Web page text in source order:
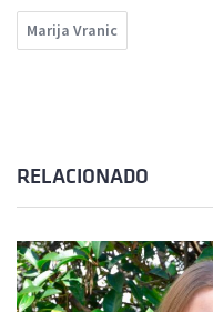
Marija Vranic
RELACIONADO